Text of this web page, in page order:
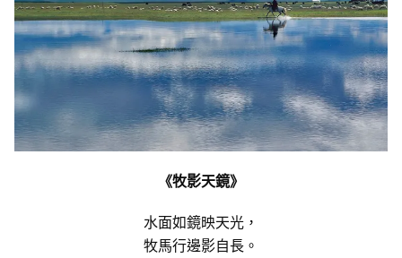
《牧影天鏡》
水面如鏡映天光，
牧馬行邊影自長。